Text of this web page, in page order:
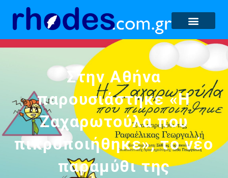
Στην Αθήνα
παρουσιάστηκε «Η
Ζαχαρωτούλα που
πικροποιήθηκε», το νέο
παραμύθι της